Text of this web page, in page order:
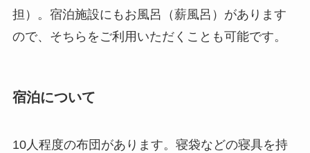
担）。宿泊施設にもお風呂（薪風呂）があります
ので、そちらをご利用いただくことも可能です。
宿泊について
10人程度の布団があります。寝袋などの寝具を持